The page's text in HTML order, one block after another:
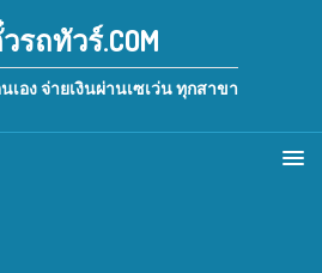
รถทัวร์.COM
อง จ่ายเงินผ่านเซเว่น ทุกสาขา